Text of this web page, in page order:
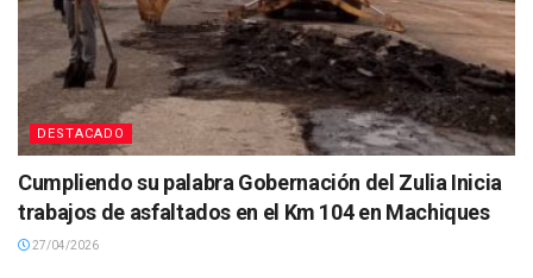
DESTACADO
Cumpliendo su palabra Gobernación del Zulia Inicia
trabajos de asfaltados en el Km 104 en Machiques
27/04/2026